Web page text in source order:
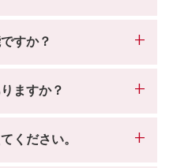
すか？
ますか？
ください。